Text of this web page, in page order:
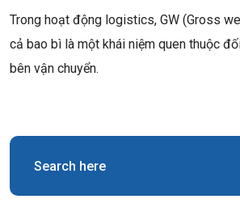
Trong hoạt động logistics, GW (Gross
cả bao bì là một khái niệm quen thuộc
bên vận chuyển.